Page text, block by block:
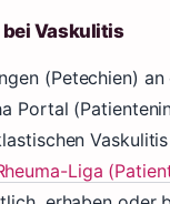
Vaskulitis
(Petechien)
Portal
Liga